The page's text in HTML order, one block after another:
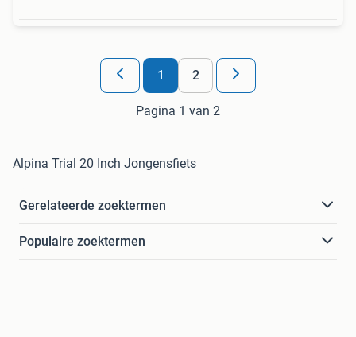
1 2
Pagina 1 van 2
Alpina Trial 20 Inch Jongensfiets
Gerelateerde zoektermen
Populaire zoektermen